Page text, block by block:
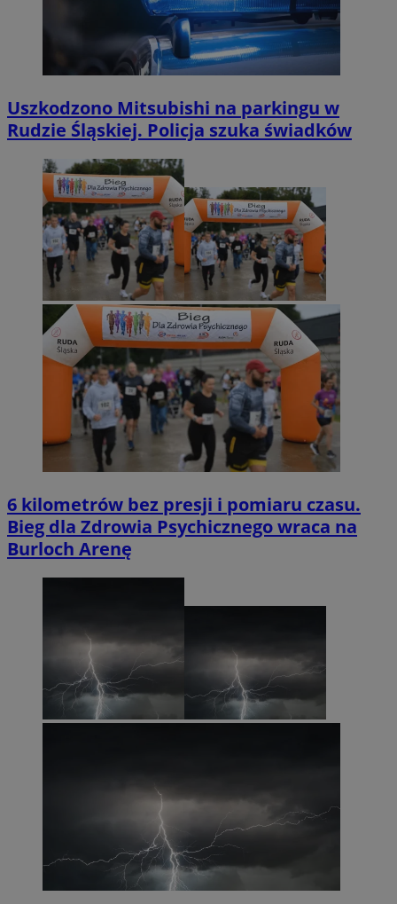
Uszkodzono Mitsubishi na parkingu w
Rudzie Śląskiej. Policja szuka świadków
6 kilometrów bez presji i pomiaru czasu.
Bieg dla Zdrowia Psychicznego wraca na
Burloch Arenę